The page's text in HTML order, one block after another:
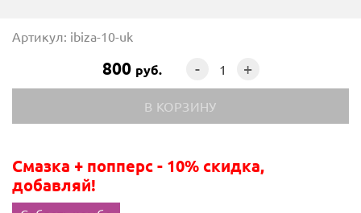
Артикул: ibiza-10-uk
800 руб. - +
Смазка + попперс - 10% скидка,
добавляй!